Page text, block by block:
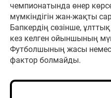
чемпионатында өнер
мүмкіндігін жан-жақты
Бапкердің сөзінше,
кез келген ойыншының
Футболшының жасы немесе
фактор болмайды.